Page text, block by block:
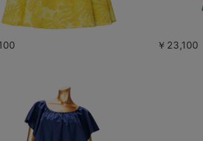
￥23,100